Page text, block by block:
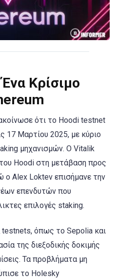
Κρίσιμο
ότι το Hoodi testnet
17 Μαρτίου 2025, με κύριο
μηχανισμών. Ο Vitalik
Hoodi στη μετάβαση προς
ο Alex Loktev επισήμανε την
επενδυτών που
επιλογές staking.
testnets, όπως το Sepolia και
της διεξοδικής δοκιμής
Τα προβλήματα μη
το Holesky